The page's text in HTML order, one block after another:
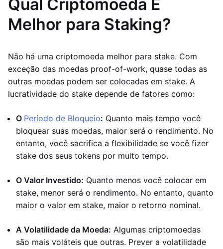
Qual Criptomoeda É
Melhor para Staking?
Não há uma criptomoeda melhor para stake. Com
exceção das moedas proof-of-work, quase todas as
outras moedas podem ser colocadas em stake. A
lucratividade do stake depende de fatores como:
O Período de Bloqueio: Quanto mais tempo você
bloquear suas moedas, maior será o rendimento. No
entanto, você sacrifica a flexibilidade se você fizer
stake dos seus tokens por muito tempo.
O Valor Investido: Quanto menos você colocar em
stake, menor será o rendimento. No entanto, quanto
maior o valor em stake, maior o retorno nominal.
A Volatilidade da Moeda: Algumas criptomoedas
são mais voláteis que outras. Prever a volatilidade